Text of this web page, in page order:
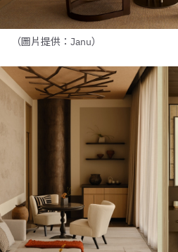
（圖片提供：Janu）